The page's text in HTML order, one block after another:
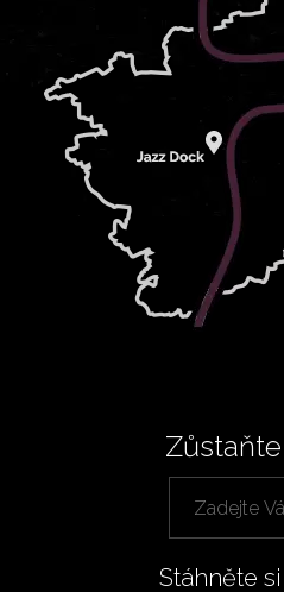
Stáhněte